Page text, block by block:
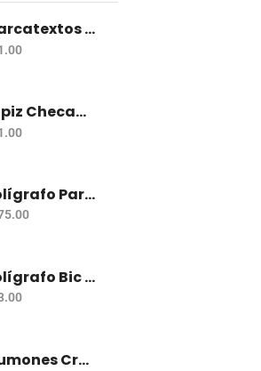
Marcatextos Zebra J Roller Hl 2 Puntas Rosa
Lapiz Checador Pelikan Rojo Carmin C/10
Bolígrafo Parker Jotter Kensington Ct Bp
Bolígrafo Bic Cristal Fashion Con 15 Punto Grueso (1.2 Mm)
Plumones Crayola Super Tips Pastel Con 12